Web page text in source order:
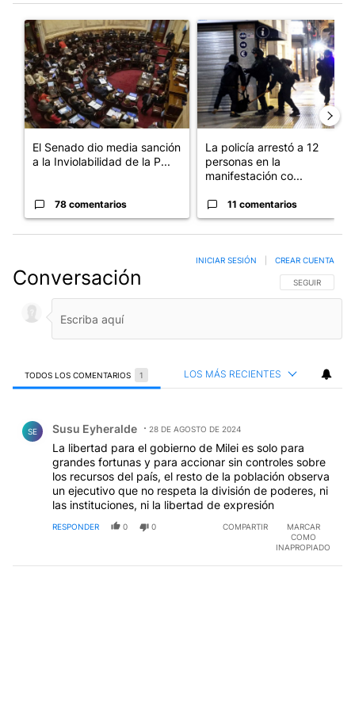
Un artículo de tendencia con el título "El Senado dio media
El Senado dio media sanción
a la Inviolabilidad de la P...
78 comentarios
Un artículo de tendencia con
La policía arrestó a 12
personas en la
manifestación co...
11 comentarios
Conversación SIGA ESTA
SEGUIR
INICIAR SESIÓN CREAR CUENTA
TODOS LOS COMENTARIOS 1 LOS MÁS RECIENTES
SE Susu Eyheralde 28 DE AGOSTO DE 2024
La libertad para el gobierno de Milei es solo para
grandes fortunas y para accionar sin controles sobre
los recursos del país, el resto de la población observa
un ejecutivo que no respeta la división de poderes, ni
las instituciones, ni la libertad de expresión
RESPONDER 0 0 COMPARTIR
MARCAR
COMO
INAPROPIADO